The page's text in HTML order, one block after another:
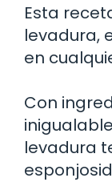
Esta
levadura,
en
Con
levadura